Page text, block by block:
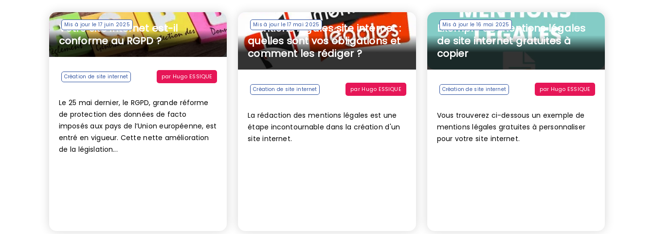
Mis à jour le 17 juin 2025
Votre site internet est-il
conforme au RGPD ?
Création de site internet par Hugo ESSIQUE
Le 25 mai dernier, le RGPD, grande réforme
de protection des données de facto
imposés aux pays de l’Union européenne, est
entré en vigueur. Cette nette amélioration
de la législation...
Mis à jour le 17 mai 2025
Mentions légales site internet :
quelles sont vos obligations et
comment les rédiger ?
Création de site internet par Hugo ESSIQUE
La rédaction des mentions légales est une
étape incontournable dans la création d'un
site internet.
Mis à jour le 16 mai 2025
Exemple de mentions légales
de site internet gratuites à
copier
Création de site internet par Hugo ESSIQUE
Vous trouverez ci-dessous un exemple de
mentions légales gratuites à personnaliser
pour votre site internet.